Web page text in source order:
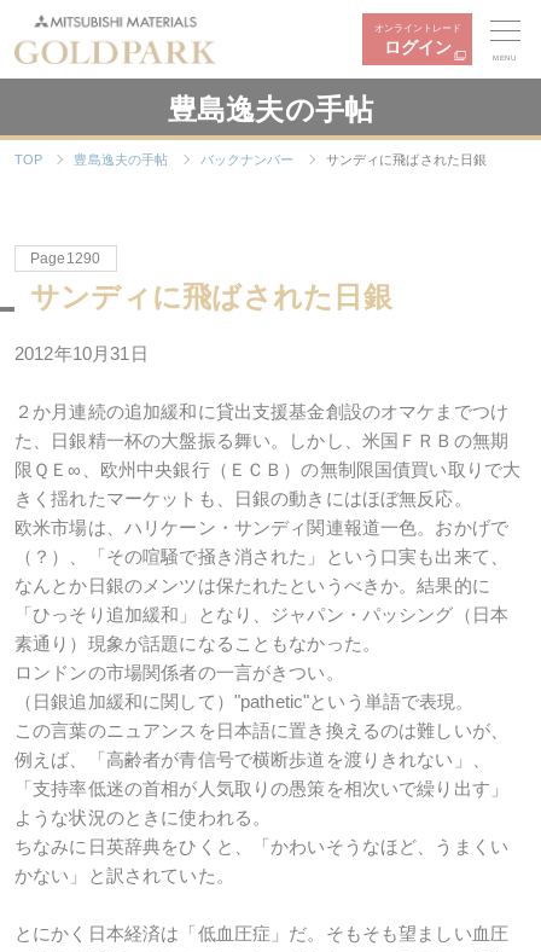
オンライントレード
ログイン
MENU
豊島逸夫の手帖
TOP 豊島逸夫の手帖 バックナンバー サンディに飛ばされた日銀
Page1290
サンディに飛ばされた日銀
2012年10月31日
２か月連続の追加緩和に貸出支援基金創設のオマケまでつけ
た、日銀精一杯の大盤振る舞い。しかし、米国ＦＲＢの無期
限ＱＥ∞、欧州中央銀行（ＥＣＢ）の無制限国債買い取りで大
きく揺れたマーケットも、日銀の動きにはほぼ無反応。
欧米市場は、ハリケーン・サンディ関連報道一色。おかげで
（？）、「その喧騒で掻き消された」という口実も出来て、
なんとか日銀のメンツは保たれたというべきか。結果的に
「ひっそり追加緩和」となり、ジャパン・パッシング（日本
素通り）現象が話題になることもなかった。
ロンドンの市場関係者の一言がきつい。
（日銀追加緩和に関して）"pathetic"という単語で表現。
この言葉のニュアンスを日本語に置き換えるのは難しいが、
例えば、「高齢者が青信号で横断歩道を渡りきれない」、
「支持率低迷の首相が人気取りの愚策を相次いで繰り出す」
ような状況のときに使われる。
ちなみに日英辞典をひくと、「かわいそうなほど、うまくい
かない」と訳されていた。
とにかく日本経済は「低血圧症」だ。そもそも望ましい血圧